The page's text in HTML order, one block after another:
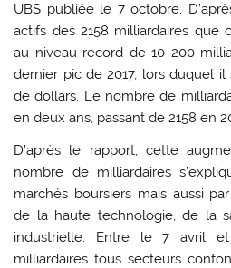
UBS publiée le 7 octobre.
actifs des 2158 milliardaires que
au niveau record de 10 200
dernier pic de 2017, lors duquel il
de dollars. Le nombre de
en deux ans, passant de 2158 en
D’après le rapport, cette
nombre de milliardaires
marchés boursiers mais aussi
de la haute technologie, de la
industrielle. Entre le 7 avril
milliardaires tous secteurs